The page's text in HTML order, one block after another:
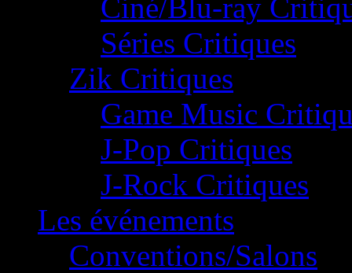
Ciné/Blu-ray
Séries Critiques
Zik Critiques
Game Music
J-Pop Critiques
J-Rock Critiques
Les événements
Conventions/Salons